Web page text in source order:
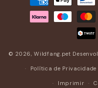
pagamento
© 2026,Wildfang.pet
Política de Privacidade
Imprimir